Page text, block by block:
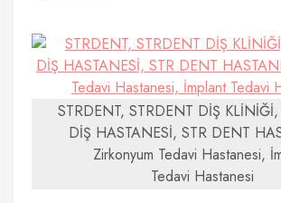
STRDENT, STRDENT DİŞ
DİŞ HASTANESİ, STR DENT
Zirkonyum Tedavi Hastanesi,
Tedavi Hastanesi